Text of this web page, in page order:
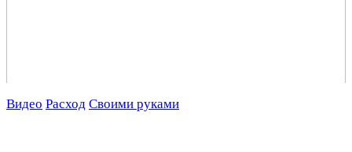
Видео Расход Своими руками